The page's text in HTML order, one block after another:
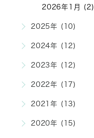
2026年1月 (2)
2025年 (10)
2024年 (12)
2023年 (12)
2022年 (17)
2021年 (13)
2020年 (15)